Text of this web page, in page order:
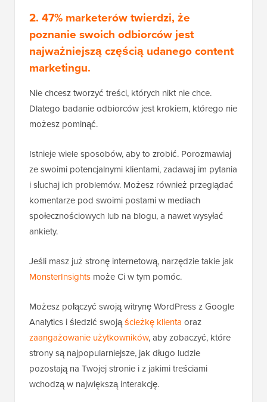
2. 47% marketerów twierdzi, że
poznanie swoich odbiorców jest
najważniejszą częścią udanego content
marketingu.
Nie chcesz tworzyć treści, których nikt nie chce.
Dlatego badanie odbiorców jest krokiem, którego nie
możesz pominąć.
Istnieje wiele sposobów, aby to zrobić. Porozmawiaj
ze swoimi potencjalnymi klientami, zadawaj im pytania
i słuchaj ich problemów. Możesz również przeglądać
komentarze pod swoimi postami w mediach
społecznościowych lub na blogu, a nawet wysyłać
ankiety.
Jeśli masz już stronę internetową, narzędzie takie jak
MonsterInsights może Ci w tym pomóc.
Możesz połączyć swoją witrynę WordPress z Google
Analytics i śledzić swojąścieżkę klienta oraz
zaangażowanie użytkowników, aby zobaczyć, które
strony są najpopularniejsze, jak długo ludzie
pozostają na Twojej stronie i z jakimi treściami
wchodzą w największą interakcję.